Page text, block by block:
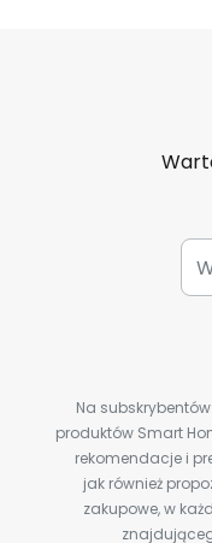
Na
produktów Smart
rekomendacje i
jak również
zakupowe, w